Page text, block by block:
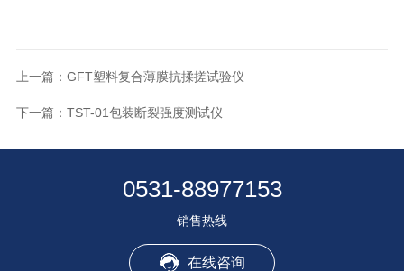
上一篇： GFT塑料复合薄膜抗揉搓试验仪
下一篇： TST-01包装断裂强度测试仪
0531-88977153
销售热线
在线咨询